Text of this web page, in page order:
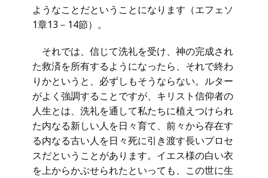
ようなことだということになります（エフェソ
1章13－14節）。
それでは、信じて洗礼を受け、神の完成され
た救済を所有するようになったら、それで終わ
りかというと、必ずしもそうならない。ルター
がよく強調することですが、キリスト信仰者の
人生とは、洗礼を通して私たちに植えつけられ
た内なる新しい人を日々育て、前々から存在す
る内なる古い人を日々死に引き渡す長いプロセ
スだということがあります。イエス様の白い衣
を上からかぶせられたといっても、この世に生